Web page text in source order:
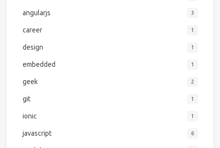
angularjs 3
career 1
design 1
embedded 1
geek 2
git 1
ionic 1
javascript 6